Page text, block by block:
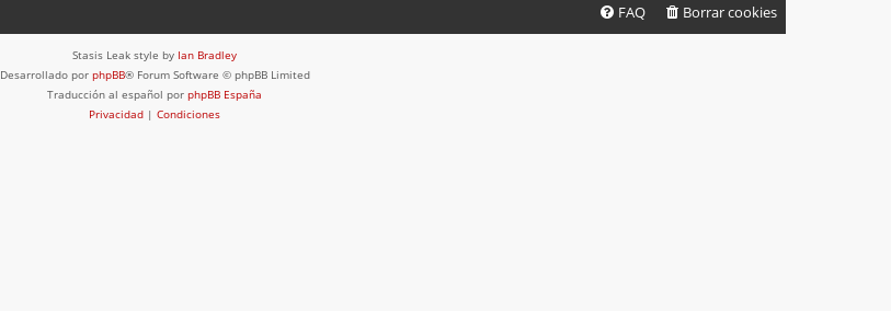
Borrar cookies
FAQ
Stasis Leak style by Ian Bradley
Desarrollado por phpBB® Forum Software © phpBB Limited
Traducción al español por phpBB España
Privacidad | Condiciones